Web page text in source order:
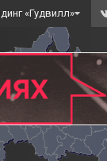
«Гудвилл»